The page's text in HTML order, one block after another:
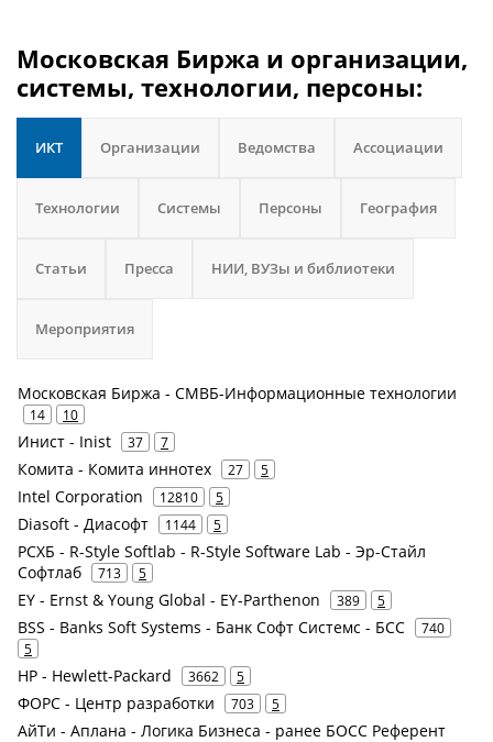
Московская Биржа и организации,
системы, технологии, персоны:
ИКТ Организации Ведомства Ассоциации
Технологии Системы Персоны География
Статьи Пресса НИИ, ВУЗы и библиотеки
Мероприятия
Московская Биржа - СМВБ-Информационные технологии
14 10
Инист - Inist 37 7
Комита - Комита иннотех 27 5
Intel Corporation 12810 5
Diasoft - Диасофт 1144 5
РСХБ - R-Style Softlab - R-Style Software Lab - Эр-Стайл
Софтлаб
713 5
EY - Ernst & Young Global - EY-Parthenon 389 5
BSS - Banks Soft Systems - Банк Софт Системс - БСС
740
5
HP - Hewlett-Packard 3662 5
ФОРС - Центр разработки 703 5
АйТи - Аплана - Логика Бизнеса - ранее БОСС Референт